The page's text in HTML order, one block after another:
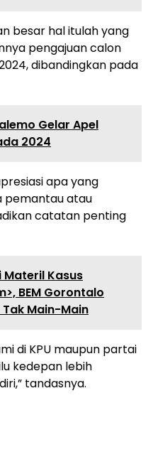
besar hal itulah yang
pengajuan calon
dibandingkan pada
Gelar Apel
2024
apa yang
pemantau atau
catatan penting
Materil Kasus
BEM Gorontalo
Main-Main
di KPU maupun partai
kedepan lebih
tandasnya.